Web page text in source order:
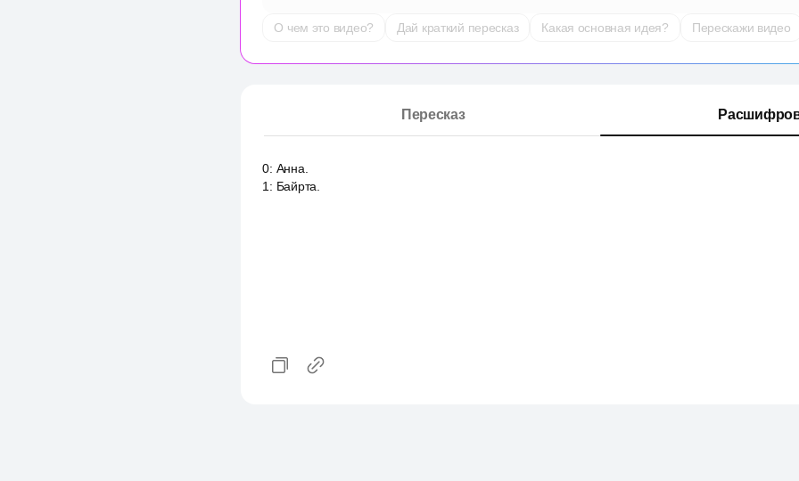
О чем это видео? Дай краткий пересказ Какая основная идея? Перескажи видео
Пересказ
0: Анна.
1 : Байрта.